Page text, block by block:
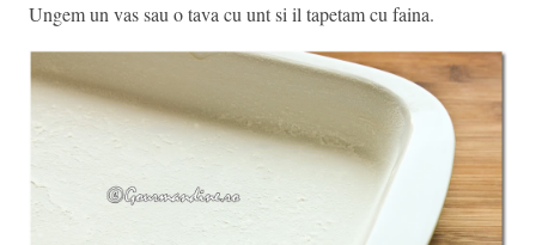
Ungem un vas sau o tava cu unt si il tapetam cu faina.